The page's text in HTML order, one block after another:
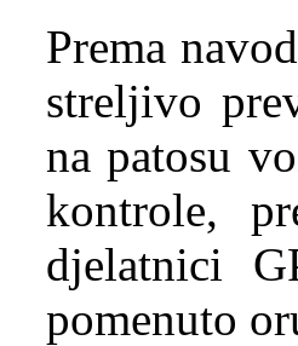
Prema
streljivo
na patosu
kontrole,
djelatnici
pomenuto